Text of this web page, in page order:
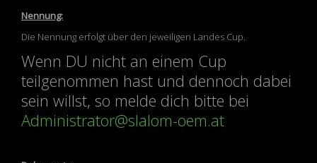
Nennung:
Die Nennung erfolgt über den jeweiligen Landes Cup.
Wenn DU nicht an einem Cup
teilgenommen hast und dennoch dabei
sein willst, so melde dich bitte bei
Administrator@slalom-oem.at